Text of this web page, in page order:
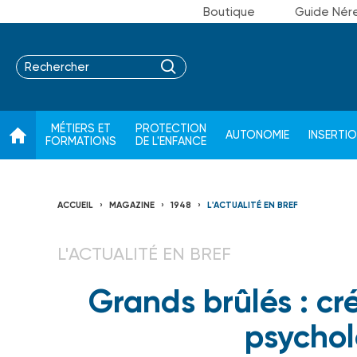
Boutique Guide
MÉTIERS ET
FORMATIONS
PROTECTION
DE L'ENFANCE
AUTONOMIE
ACCUEIL MAGAZINE 1948 L'ACTUALITÉ EN BREF
L'ACTUALITÉ EN BREF
Grands brûlés :